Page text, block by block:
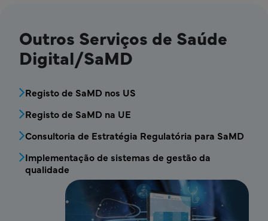
Outros Serviços de Saúde
Digital/SaMD
MDV - Bloco de menu de serviços de Saúde
Registo de SaMD nos US
Registo de SaMD na UE
Consultoria de Estratégia Regulatória para SaMD
Implementação de sistemas de gestão da
qualidade